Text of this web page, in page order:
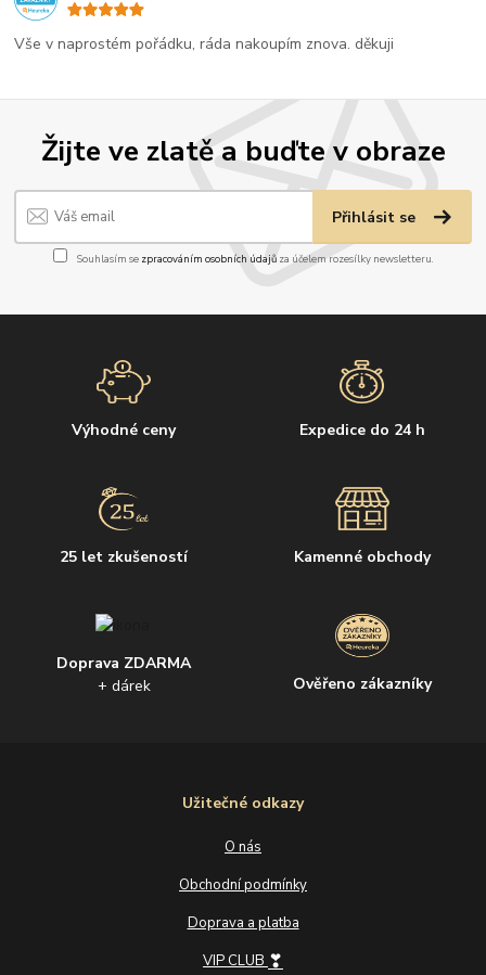
Žijte ve zlatě a buďte v obraze
Přihlásit se
Souhlasím se zpracováním osobních údajůza účelem rozesílky newsletteru.
Výhodné ceny Expedice do 24 h
25 let zkušeností Kamenné obchody
Doprava ZDARMA
+ dárek
Ověřeno zákazníky
Užitečné odkazy
O nás
Obchodní podmínky
Doprava a platba
VIP CLUB ❣
Vše v naprostém pořádku, ráda nakoupím znova. děkuji